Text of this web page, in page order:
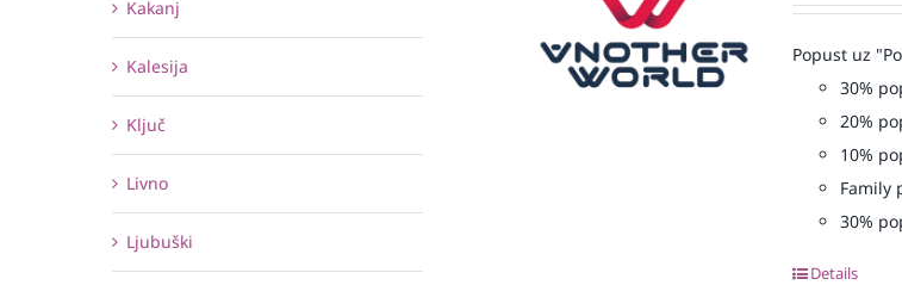
Popust uz
30%
20%
10%
Family
30%
Details
Kakanj
Kalesija
Ključ
Livno
Ljubuški